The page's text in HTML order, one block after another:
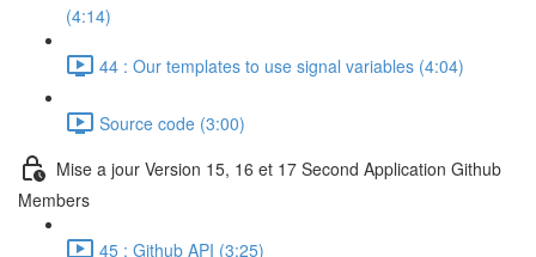
(4:14)
44 : Our templates to use signal variables (4:04)
Source code (3:00)
Mise a jour Version 15, 16 et 17 Second Application Github
Members
45 : Github API (3:25)